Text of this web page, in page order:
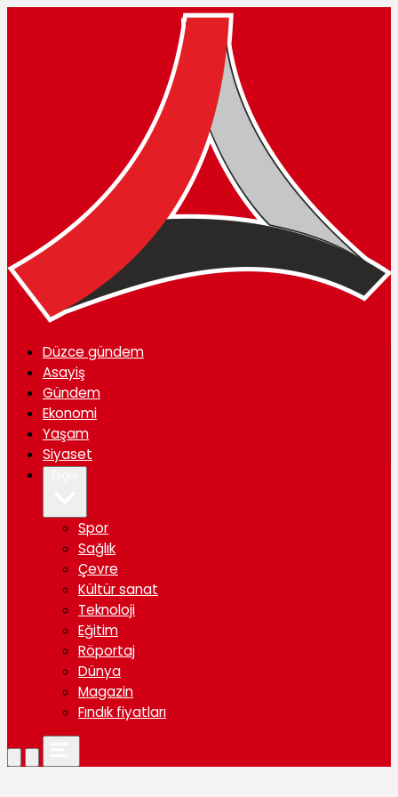
Düzce gündem
Asayiş
Gündem
Ekonomi
Yaşam
Siyaset
Spor
Sağlık
Çevre
Kültür sanat
Teknoloji
Eğitim
Röportaj
Dünya
Magazin
Fındık fiyatları